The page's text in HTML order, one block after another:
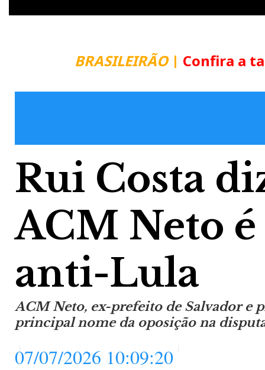
BRASILEIRÃO| Confira a
Rui Costa
ACM Neto
anti-Lula
ACM Neto, ex-prefeito de Salvador e
principal nome da oposição na
07/07/2026 10:09:20